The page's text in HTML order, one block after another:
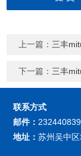
上一篇： 三丰
下一篇： 三丰
联系方式
邮件：
地址：苏州吴中